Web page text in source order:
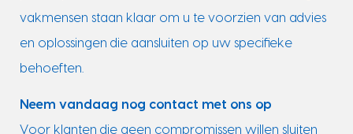
vakmensen staan klaar om u te voorzien van advies
en oplossingen die aansluiten op uw specifieke
behoeften.
Neem vandaag nog contact met ons op
Voor klanten die geen compromissen willen sluiten